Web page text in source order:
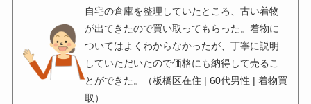
自宅の倉庫を整理していたところ、古い着物
が出てきたので買い取ってもらった。着物に
ついてはよくわからなかったが、丁寧に説明
していただいたので価格にも納得して売るこ
とができた。（板橋区在住 | 60代男性 | 着物買
取）